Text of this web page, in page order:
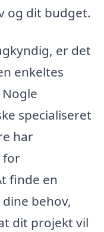
og dit budget.
er det
enkeltes
specialiseret
har
for
finde en
behov,
dit projekt vil